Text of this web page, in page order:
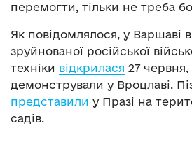
перемогти, тільки не треба
Як повідомлялося, у Варшаві
зруйнованої російської
техніки відкрилася 27 червня,
демонстрували у Вроцлаві.
представили у Празі на
садів.